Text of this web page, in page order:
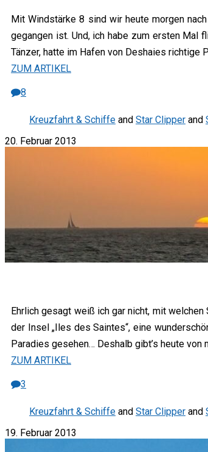
Mit Windstärke 8 sind wir heute morgen
gegangen ist. Und, ich habe zum ersten Mal
Tänzer, hatte im Hafen von Deshaies richtige
ZUM ARTIKEL
8
Kreuzfahrt & Schiffe and Star Clipper and
20. Februar 2013
Ehrlich gesagt weiß ich gar nicht, mit
der Insel „Iles des Saintes“, eine
Paradies gesehen… Deshalb gibt’s heute von
ZUM ARTIKEL
3
Kreuzfahrt & Schiffe and Star Clipper and
19. Februar 2013